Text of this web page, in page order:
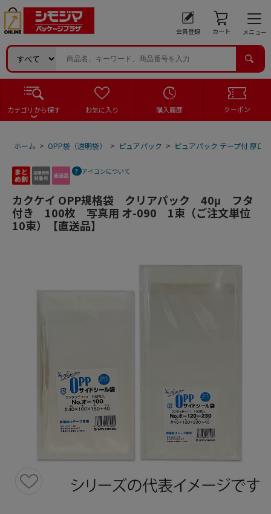
会員登録 カート メニュー
カテゴリから探す お気に入り 購入履歴 クーポン
ホーム > OPP袋（透明袋） > ピュアパック > ピュアパック テープ付 厚口
アイコンについて
カクケイ OPP規格袋 クリアパック 40μ フタ
付き 100枚 写真用 オ-090 1束（ご注文単位
10束）【直送品】